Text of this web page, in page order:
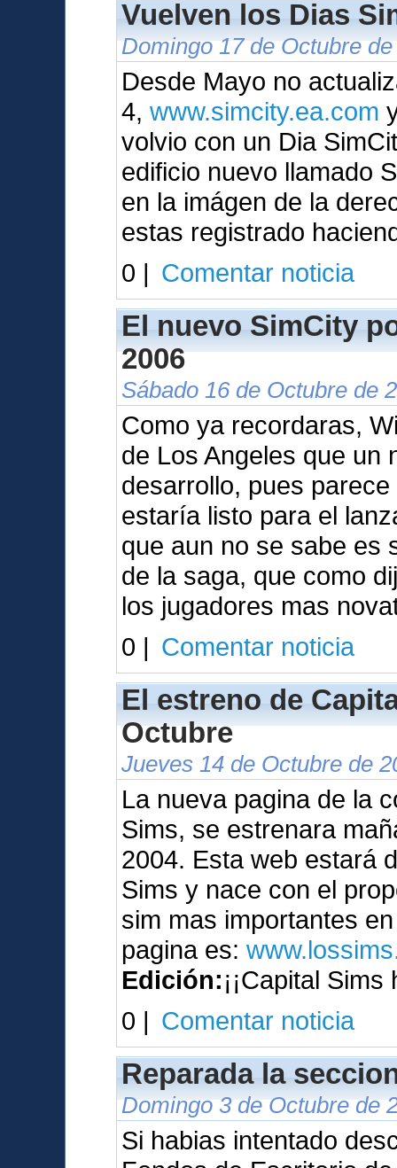
Vuelven los Dias
Domingo 17 de Octubre
Desde Mayo no
4,www.simcity.ea.com
volvio con un Dia
edificio nuevo llamado
en la imágen de la
estas registrado
0 | Comentar noticia
El nuevo SimCity
2006
Sábado 16 de Octubre de
Como ya recordaras,
de Los Angeles que un
desarrollo, pues
estaría listo para el
que aun no se sabe es
de la saga, que como
los jugadores mas
0 | Comentar noticia
El estreno de
Octubre
Jueves 14 de Octubre de
La nueva pagina de la
Sims, se estrenara
2004. Esta web estará
Sims y nace con el
sim mas importantes
pagina es:
Edición:¡¡Capital
0 | Comentar noticia
Reparada la
Domingo 3 de Octubre de
Si habias intentado